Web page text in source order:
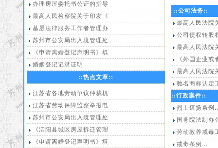
办理房屋委托书公证的指导
最高人民检察院关于印发《
基层法律服务工作者管理办
苏州市公安局出入境管理处
《申请离婚登记声明书》填
婚姻登记记录证明
::热点文章::
江苏省各地劳动争议仲裁机
江苏省劳动保障监察举报电
苏州市公安局出入境管理处
《泗阳县城区房屋拆迁管理
《申请离婚登记声明书》填
::公司法务::
最高人民法院
公司债权转股
最高人民法院
《外国企业
最高人民法院
驰名商标认定
::行政案件::
烈士褒扬条例
国务院法制办
劳动教养戒毒
戒毒条例 ...